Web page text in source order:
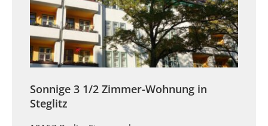
Sonnige 3 1/2 Zimmer-Wohnung in
Steglitz